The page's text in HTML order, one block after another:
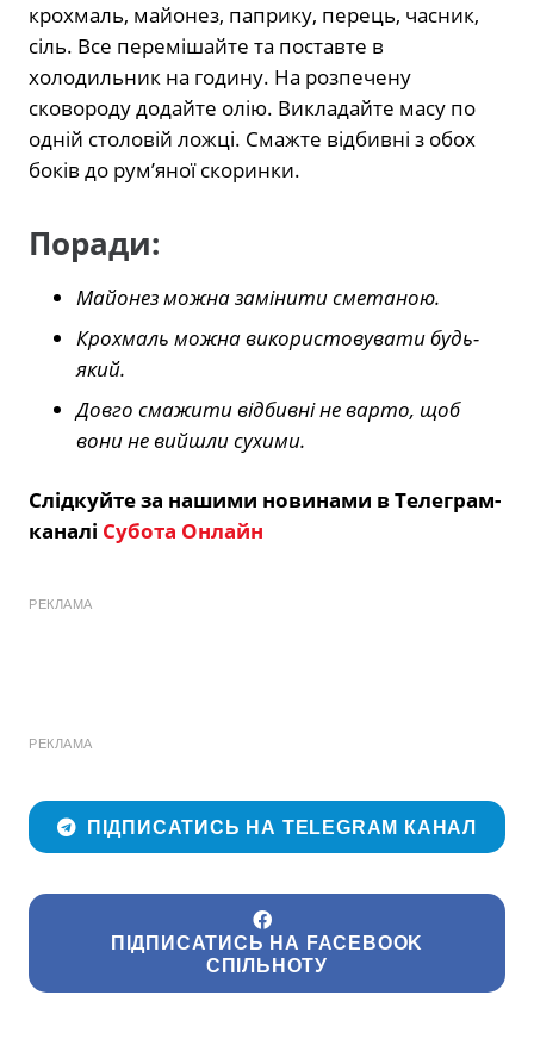
крохмаль, майонез, паприку, перець, часник,
сіль. Все перемішайте та поставте в
холодильник на годину. На розпечену
сковороду додайте олію. Викладайте масу по
одній столовій ложці. Смажте відбивні з обох
боків до рум’яної скоринки.
Поради:
Майонез можна замінити сметаною.
Крохмаль можна використовувати будь-
який.
Довго смажити відбивні не варто, щоб
вони не вийшли сухими.
Слідкуйте за нашими новинами в Телеграм-
каналі Субота Онлайн
РЕКЛАМА
РЕКЛАМА
ПІДПИСАТИСЬ НА TELEGRAM КАНАЛ
ПІДПИСАТИСЬ НА FACEBOOK
СПІЛЬНОТУ